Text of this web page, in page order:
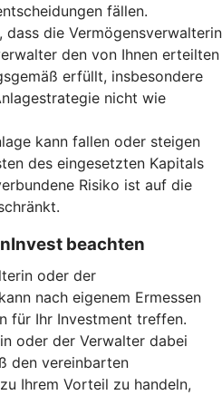
fällen.
dass die Vermögensverwalterin
den von Ihnen erteilten
erfüllt, insbesondere
nicht wie
kann fallen oder steigen
des eingesetzten Kapitals
Risiko ist auf die
beachten
oder der
nach eigenem Ermessen
für Ihr Investment treffen.
oder der Verwalter dabei
den vereinbarten
Ihrem Vorteil zu handeln,